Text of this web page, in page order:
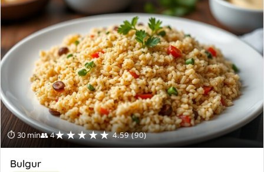
⏱ 30 min👥 4★★★★★ 4.59 (90)
Bulgur